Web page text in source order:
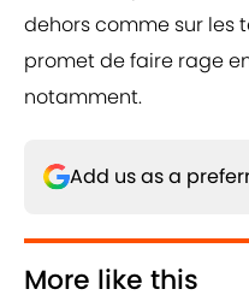
dehors comme sur les
promet de faire rage
notamment.
Add us as a
More like this